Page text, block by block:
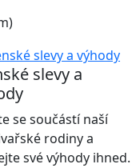
slevy a
se součástí naší
rodiny a
své výhody ihned.